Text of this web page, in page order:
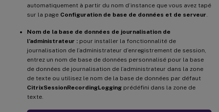
automatiquement à partir du nom d’instance que vous avez tapé
sur la page Configuration de base de données et de serveur
Nom de la base de données de journalisation de
l’administrateur : pour installer la fonctionnalité de
journalisation de l’administrateur d’enregistrement de session,
entrez un nom de base de données personnalisé pour la base
de données de journalisation de l’administrateur dans la zone
de texte ou utilisez le nom de la base de données par défaut
CitrixSessionRecordingLogging prédéfini dans la zone de
texte.